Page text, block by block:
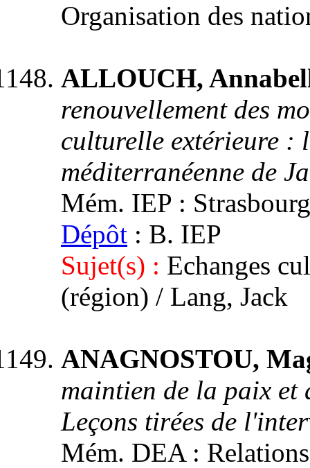
Organisation des
ALLOUCH,
renouvellement des
culturelle extérieure :
méditerranéenne de
Mém. IEP :
Dépôt : B. IEP
Sujet(s) : Echanges
(région) / Lang, Jack
ANAGNOSTOU,
maintien de la paix et
Leçons tirées de
Mém. DEA :